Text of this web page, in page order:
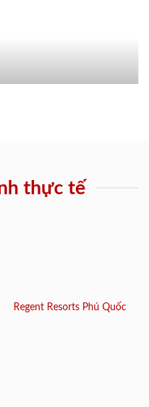
thực tế
Regent Resorts Phú Quốc